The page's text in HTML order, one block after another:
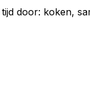
door: koken,